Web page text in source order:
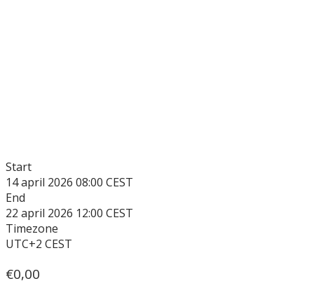
Start
14 april 2026 08:00
End
22 april 2026 12:00
Timezone
UTC+2
€0,00